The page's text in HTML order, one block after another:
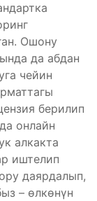
Ошону
да абдан
чейин
берилип
онлайн
алкакта
иштелип
даярдалып,
– өлкөнүн